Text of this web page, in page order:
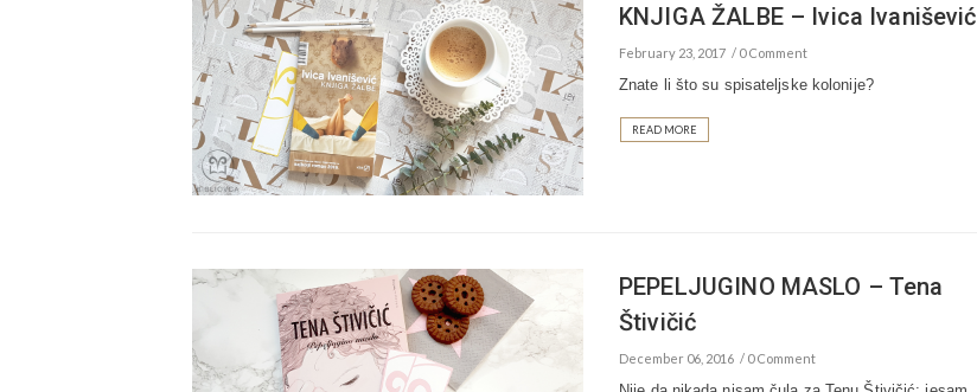
KNJIGA ŽALBE – Ivica Ivanišević
February 23, 2017 0 Comment
Znate li što su spisateljske kolonije?
READ MORE
PEPELJUGINO MASLO – Tena
Štivičić
December 06, 2016 0 Comment